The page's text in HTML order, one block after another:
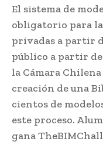
El sistema de
obligatorio para
privadas a partir
público a partir
la Cámara
creación de una
cientos de
este proceso.
gana